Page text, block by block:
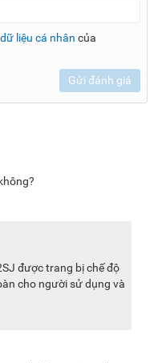
liệu cá nhân của
Gửi đánh giá
được trang bị chế độ
cho người sử dụng và